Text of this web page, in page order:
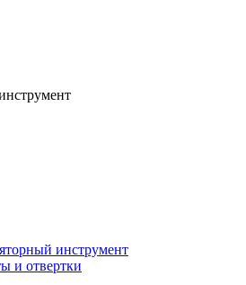
инструмент
и отвертки